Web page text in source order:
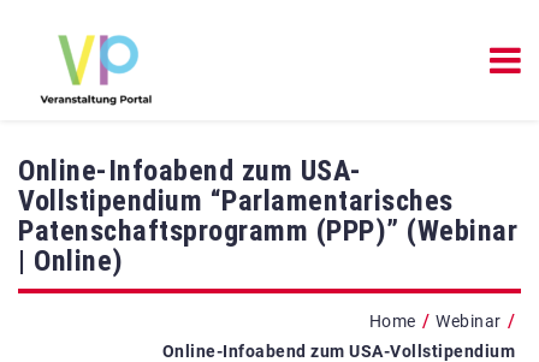
Online-Infoabend zum USA-
Vollstipendium “Parlamentarisches
Patenschaftsprogramm (PPP)” (Webinar
| Online)
Home / Webinar /
Online-Infoabend zum USA-Vollstipendium